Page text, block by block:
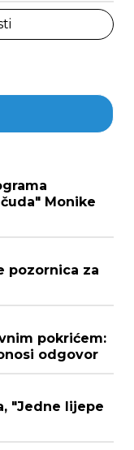
Monike
pozornica za
pokrićem:
odgovor
"Jedne lijepe